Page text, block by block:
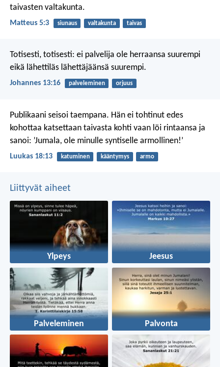
taivasten valtakunta.
Matteus 5:3 siunaus valtakunta taivas
Totisesti, totisesti: ei palvelija ole herraansa suurempi
eikä lähettiläs lähettäjäänsä suurempi.
Johannes 13:16 palveleminen orjuus
Publikaani seisoi taempana. Hän ei tohtinut edes
kohottaa katsettaan taivasta kohti vaan löi rintaansa ja
sanoi: ’Jumala, ole minulle syntiselle armollinen!’
Luukas 18:13 katuminen kääntymys armo
Liittyvät aiheet
Ylpeys Jeesus
Palveleminen Palvonta